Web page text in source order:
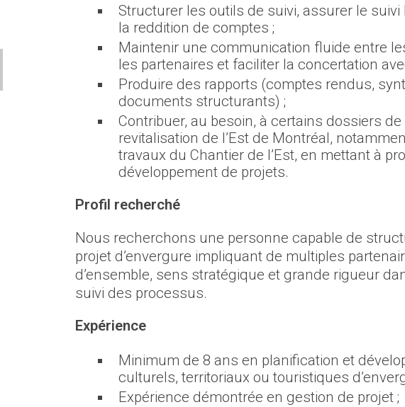
Structurer les outils de suivi, assurer le
la reddition de comptes ;
Maintenir une communication fluide entre
les partenaires et faciliter la concertation
Produire des rapports (comptes rendus,
documents structurants) ;
Contribuer, au besoin, à certains dossiers de
revitalisation de l’Est de Montréal,
travaux du Chantier de l’Est, en mettant à
développement de projets.
Profil recherché
Nous recherchons une personne capable de
projet d’envergure impliquant de multiples
d’ensemble, sens stratégique et grande rigueur
suivi des processus.
Expérience
Minimum de 8 ans en planification et
culturels, territoriaux ou touristiques
Expérience démontrée en gestion de projet ;